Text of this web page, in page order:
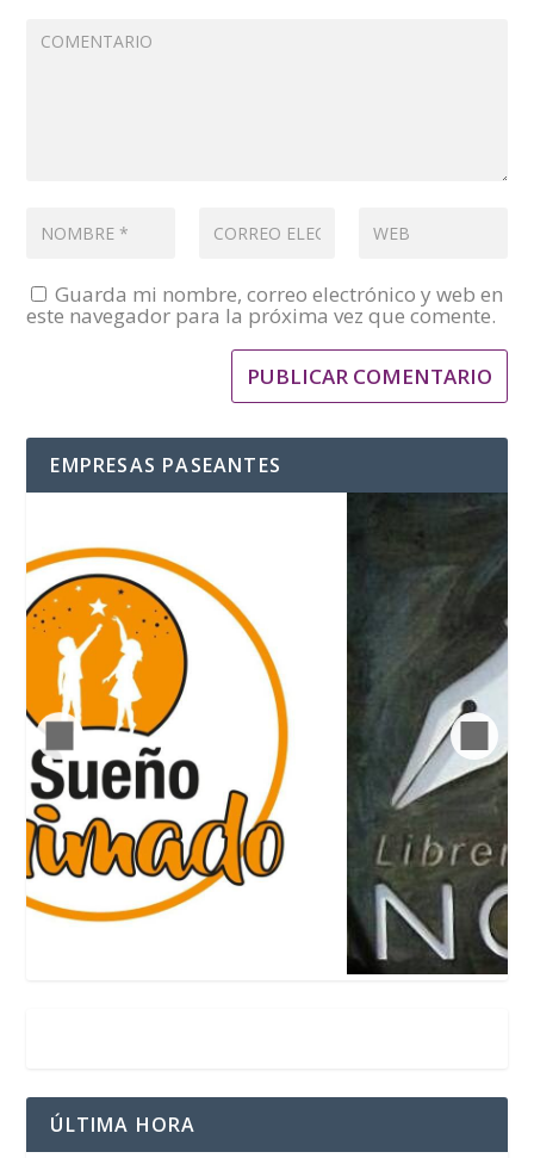
Guarda mi nombre, correo electrónico y web en
este navegador para la próxima vez que comente.
EMPRESAS PASEANTES
ÚLTIMA HORA